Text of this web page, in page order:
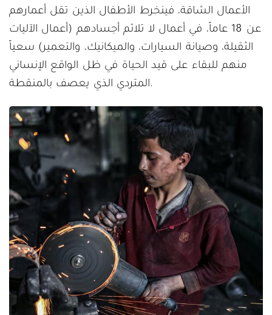
الأعمال الشاقة، فينخرط الأطفال الذين تقل أعمارهم
عن 18 عاماً، في أعمال لا تلائم أجسادهم (أعمال الآليات
الثقيلة، وصيانة السيارات، والميكانيك، والتعمير) سعياً
منهم للبقاء على قيد الحياة في ظل الواقع الإنساني
المتردي الذي يعصف بالمنقطة.